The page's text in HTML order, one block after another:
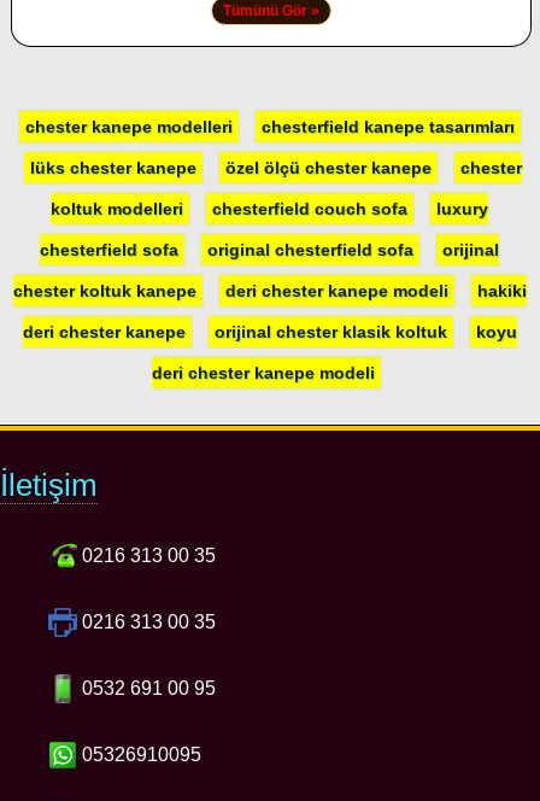
Tümünü Gör »
chester kanepe modelleri chesterfield kanepe tasarımları
lüks chester kanepe özel ölçü chester kanepe chester
koltuk modelleri chesterfield couch sofa luxury
chesterfield sofa original chesterfield sofa orijinal
chester koltuk kanepe deri chester kanepe modeli hakiki
deri chester kanepe orijinal chester klasik koltuk koyu
deri chester kanepe modeli
İletişim
0216 313 00 35
0216 313 00 35
0532 691 00 95
05326910095